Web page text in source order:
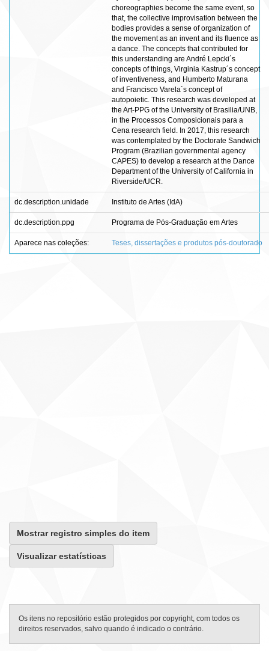
choreographies become the same event, so
that, the collective improvisation between the
bodies provides a sense of organization of
the movement as an invent and its fluence as
a dance. The concepts that contributed for
this understanding are André Lepcki´s
concepts of things, Virginia Kastrup´s concept
of inventiveness, and Humberto Maturana
and Francisco Varela´s concept of
autopoietic. This research was developed at
the Art-PPG of the University of Brasilia/UNB,
in the Processos Composicionais para a
Cena research field. In 2017, this research
was contemplated by the Doctorate Sandwich
Program (Brazilian governmental agency
CAPES) to develop a research at the Dance
Department of the University of California in
Riverside/UCR.
dc.description.unidade Instituto de Artes (IdA)
dc.description.ppg Programa de Pós-Graduação em Artes
Aparece nas coleções: Teses, dissertações e produtos pós-doutorado
Mostrar registro simples do item
Visualizar estatísticas
Os itens no repositório estão protegidos por copyright, com todos os
direitos reservados, salvo quando é indicado o contrário.